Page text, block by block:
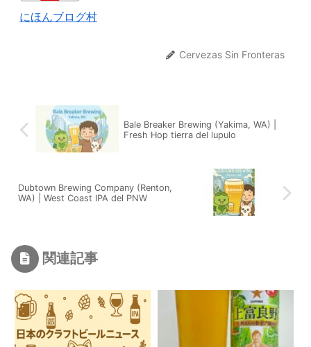
にほんブログ村
Cervezas Sin Fronteras
Bale Breaker Brewing (Yakima, WA) |
Fresh Hop tierra del lupulo
Dubtown Brewing Company (Renton,
WA) | West Coast IPA del PNW
関連記事